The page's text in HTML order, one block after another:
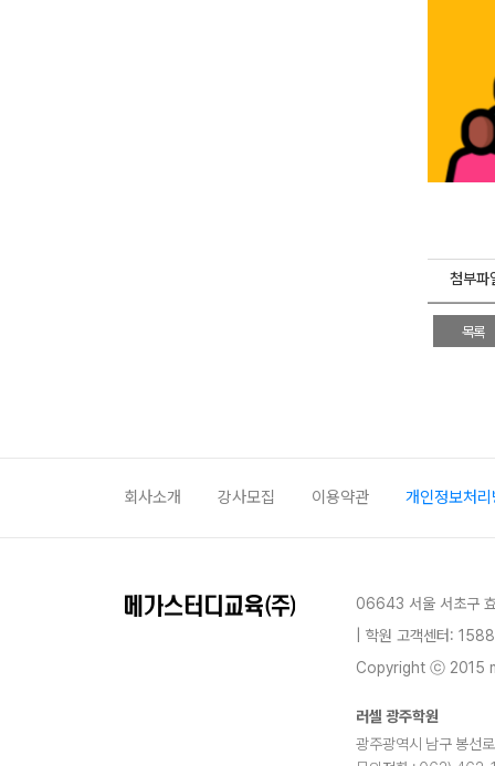
첨부파
목록
회사소개 강사모집 이용약관 개인정보처
06643 서울 서초구
| 학원 고객센터:
Copyright ⓒ 2015
러셀 광주학원
광주광역시 남구 봉선